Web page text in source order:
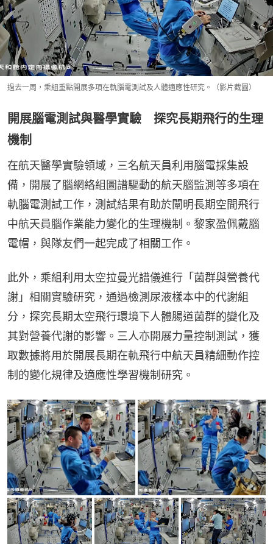
過去一周，乘組重點開展多項在軌腦電測試及人體適應性研究。（影片截圖）
開展腦電測試與醫學實驗 探究長期飛行的生理
機制
在航天醫學實驗領域，三名航天員利用腦電採集設
備，開展了腦網絡組圖譜驅動的航天腦監測等多項在
軌腦電測試工作，測試結果有助於闡明長期空間飛行
中航天員腦作業能力變化的生理機制。黎家盈佩戴腦
電帽，與隊友們一起完成了相關工作。
此外，乘組利用太空拉曼光譜儀進行「菌群與營養代
謝」相關實驗研究，通過檢測尿液樣本中的代謝組
分，探究長期太空飛行環境下人體腸道菌群的變化及
其對營養代謝的影響。三人亦開展力量控制測試，獲
取數據將用於開展長期在軌飛行中航天員精細動作控
制的變化規律及適應性學習機制研究。